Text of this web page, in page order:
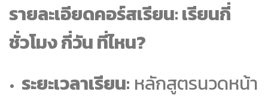
รายละเอียดคอร์สเรียน: เรียนกี่
ชั่วโมง กี่วัน ที่ไหน?
ระยะเวลาเรียน: หลักสูตรนวดหน้า